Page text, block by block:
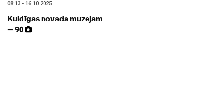
08:13 - 16.10.2025
Kuldīgas novada muzejam
– 90